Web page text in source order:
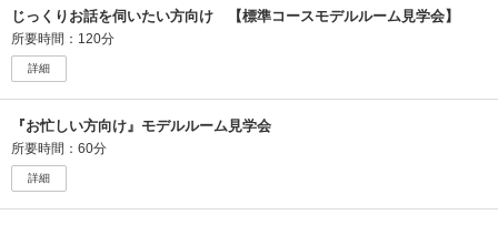
じっくりお話を伺いたい方向け 【標準コースモデルルーム見学会】
所要時間：120分
詳細
『お忙しい方向け』モデルルーム見学会
所要時間：60分
詳細